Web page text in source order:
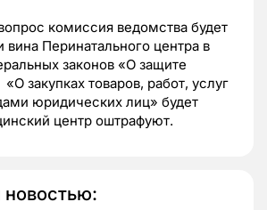
комиссия ведомства будет
вина Перинатального центра в
законов «О защите
закупках товаров, работ, услуг
юридических лиц» будет
центр оштрафуют.
новостью: